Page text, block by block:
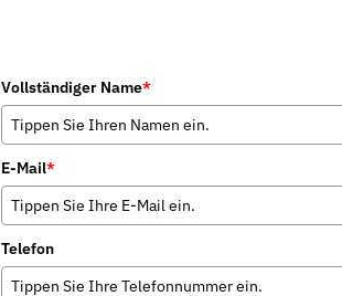
Vollständiger Name*
E-Mail*
Telefon